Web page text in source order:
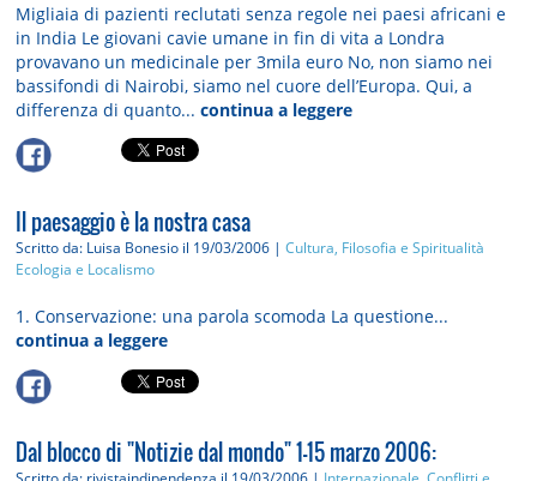
Migliaia di pazienti reclutati senza regole nei paesi africani e
in India Le giovani cavie umane in fin di vita a Londra
provavano un medicinale per 3mila euro No, non siamo nei
bassifondi di Nairobi, siamo nel cuore dell’Europa. Qui, a
differenza di quanto...continua a leggere
Il paesaggio è la nostra casa
Scritto da: Luisa Bonesio il 19/03/2006 |Cultura, Filosofia e Spiritualità
Ecologia e Localismo
1. Conservazione: una parola scomoda La questione...
continua a leggere
Dal blocco di "Notizie dal mondo" 1-15 marzo 2006: